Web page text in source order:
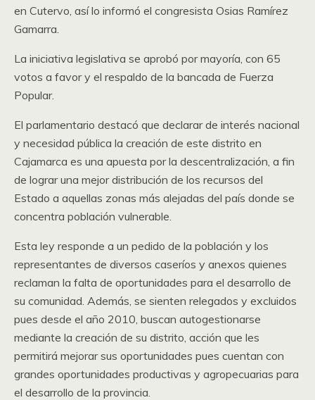
en Cutervo, así lo informó el congresista Osias Ramírez
Gamarra.
La iniciativa legislativa se aprobó por mayoría, con 65
votos a favor y el respaldo de la bancada de Fuerza
Popular.
El parlamentario destacó que declarar de interés nacional
y necesidad pública la creación de este distrito en
Cajamarca es una apuesta por la descentralización, a fin
de lograr una mejor distribución de los recursos del
Estado a aquellas zonas más alejadas del país donde se
concentra población vulnerable.
Esta ley responde a un pedido de la población y los
representantes de diversos caseríos y anexos quienes
reclaman la falta de oportunidades para el desarrollo de
su comunidad. Además, se sienten relegados y excluidos
pues desde el año 2010, buscan autogestionarse
mediante la creación de su distrito, acción que les
permitirá mejorar sus oportunidades pues cuentan con
grandes oportunidades productivas y agropecuarias para
el desarrollo de la provincia.